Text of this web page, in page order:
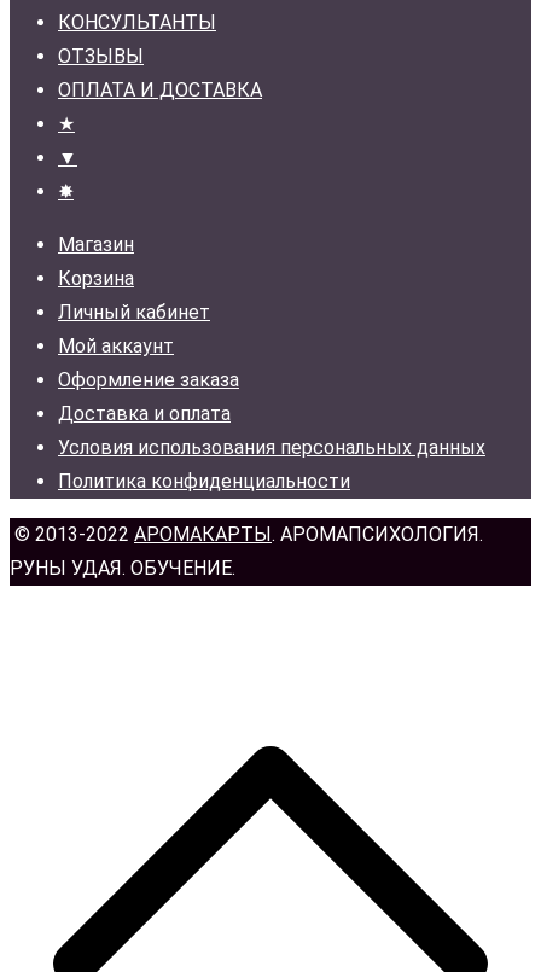
КОНСУЛЬТАНТЫ
ОТЗЫВЫ
ОПЛАТА И ДОСТАВКА
★
▼
✸
Магазин
Корзина
Личный кабинет
Мой аккаунт
Оформление заказа
Доставка и оплата
Условия использования персональных данных
Политика конфиденциальности
© 2013-2022 АРОМАКАРТЫ . АРОМАПСИХОЛОГИЯ.
РУНЫ УДАЯ. ОБУЧЕНИЕ.